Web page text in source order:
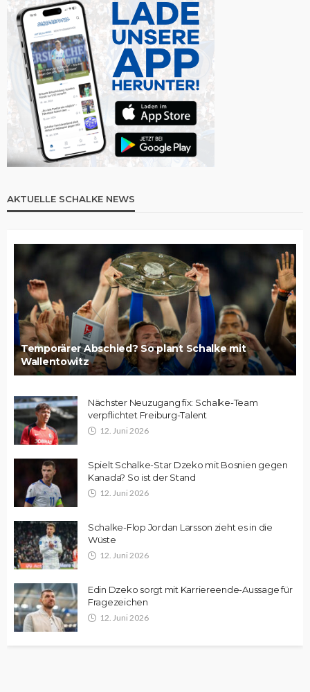
AKTUELLE SCHALKE NEWS
Temporärer Abschied? So plant Schalke mit
Wallentowitz
Nächster Neuzugang fix: Schalke-Team
verpflichtet Freiburg-Talent
12. Juni 2026
Spielt Schalke-Star Dzeko mit Bosnien gegen
Kanada? So ist der Stand
12. Juni 2026
Schalke-Flop Jordan Larsson zieht es in die
Wüste
12. Juni 2026
Edin Dzeko sorgt mit Karriereende-Aussage für
Fragezeichen
12. Juni 2026